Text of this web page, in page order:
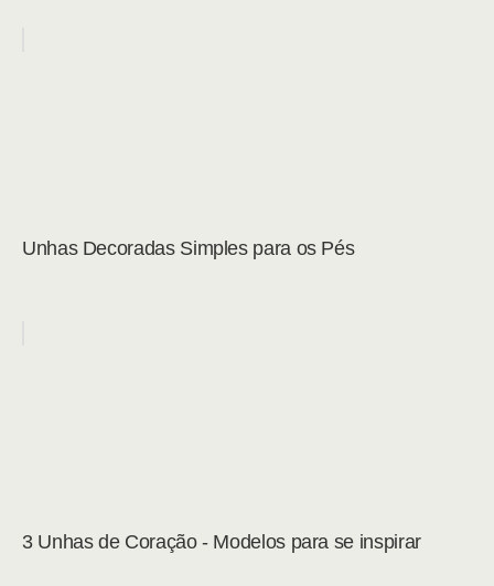
Unhas Decoradas Simples para os Pés
3 Unhas de Coração - Modelos para se inspirar